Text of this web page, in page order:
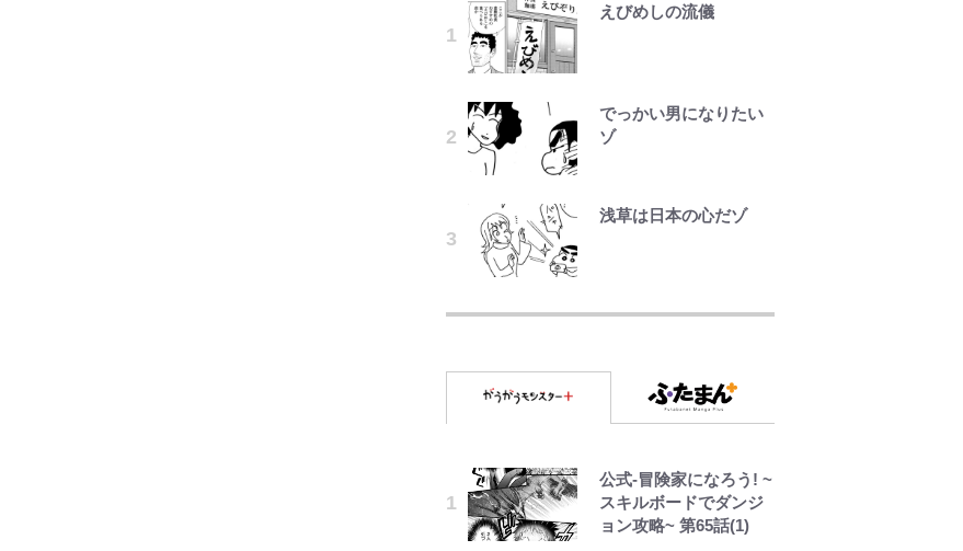
けるコツを紹介【あな
たのすぐそばにいる
「季節の虫」の探し方
【キャンプ自己啓発】
ル」再構築でわかった
えびめしの流儀
でっかい男になりたい
ゾ
浅草は日本の心だゾ
1回
第3回 出版までの道の
り・その2
レビュー『仮面家族』
悠木シュン・著
公式-冒険家になろう! ~
スキルボードでダンジ
ョン攻略~ 第65話(1)